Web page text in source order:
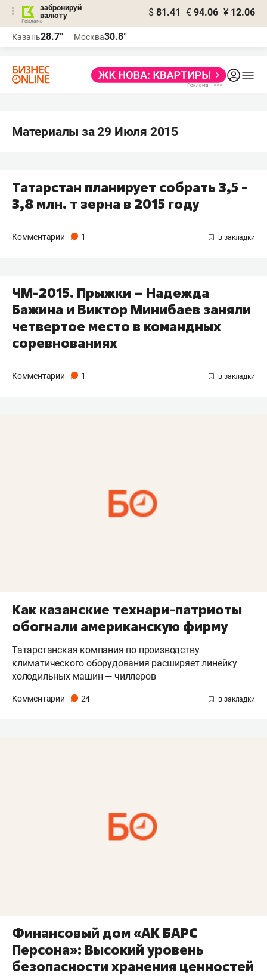
забронируй
валюту
$ 81.41 € 94.06 ¥ 12.06
Казань28.7° Москва30.8°
Материалы за 29 Июля 2015
Татарстан планирует собрать 3,5 -
3,8 млн. т зерна в 2015 году
Комментарии 1
ЧМ-2015. Прыжки – Надежда
Бажина и Виктор Минибаев заняли
четвертое место в командных
соревнованиях
Комментарии 1
Как казанские технари-патриоты
обогнали американскую фирму
Татарстанская компания по производству
климатического оборудования расширяет линейку
холодильных машин — чиллеров
Комментарии 24
Финансовый дом «АК БАРС
Персона»: Высокий уровень
безопасности хранения ценностей